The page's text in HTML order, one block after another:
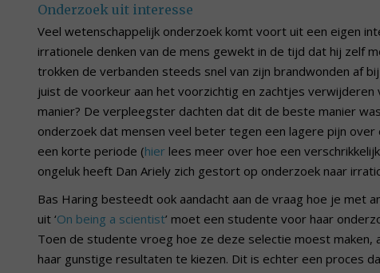
Onderzoek uit interesse
Veel wetenschappelijk onderzoek komt voort uit een eigen
irrationele denken van de mens gewekt in de tijd dat hij zelf
trokken de verbanden steeds snel van zijn brandwonden af
juist de voorkeur aan het voorzichtig en zachtjes
manier? De verpleegster dachten dat dit de beste manier
onderzoek dat mensen veel beter tegen een lagere pijn
een korte periode (hier lees meer over hoe een
ongeluk heeft Dan Ariely zich gestort op onderzoek naar
Bas Haring besteedt ook aandacht aan de vraag hoe je
uit ‘On being a scientist’ moet een studente voor haar
Toen de studente vroeg hoe ze deze selectie moest
haar gunstige resultaten te kiezen. Dit is echter een proces